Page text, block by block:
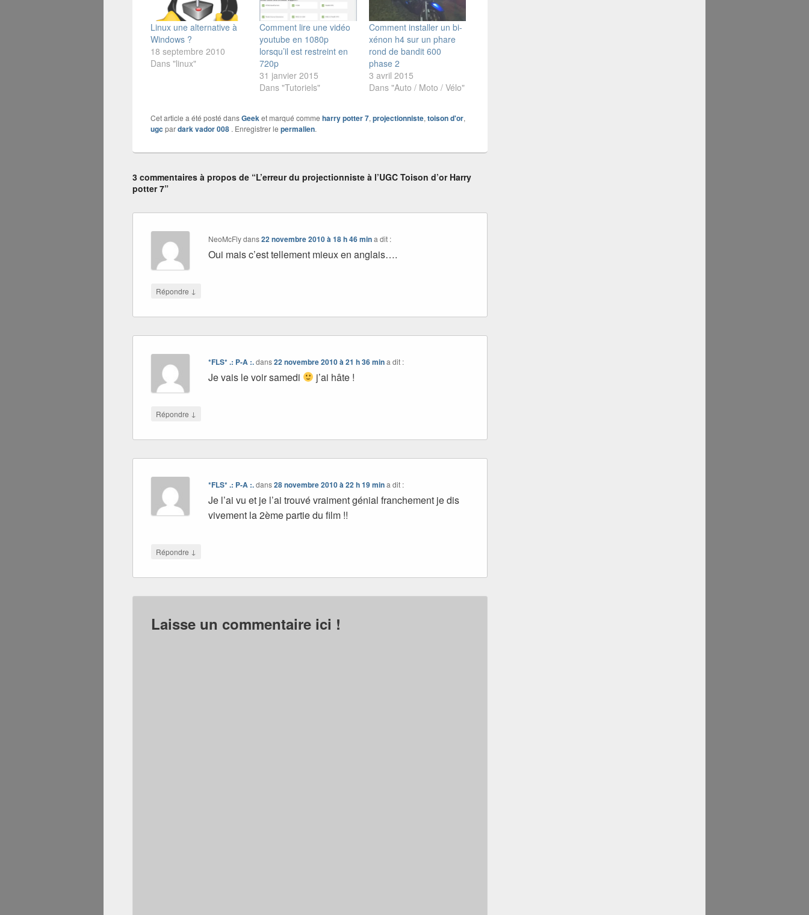
Linux une alternative à
Windows ?
18 septembre 2010
Dans "linux"
Comment lire une vidéo
youtube en 1080p
lorsqu’il est restreint en
720p
31 janvier 2015
Dans "Tutoriels"
Comment installer un bi-
xénon h4 sur un phare
rond de bandit 600
phase 2
3 avril 2015
Dans "Auto / Moto / Vélo"
Cet article a été posté dansGeeket marqué comme harry potter 7, projectionniste, toison d'or,
ugc pardark vador 008. Enregistrer le permalien.
3 commentaires à propos de “L’erreur du projectionniste à l’UGC Toison d’or Harry
potter 7”
NeoMcFlydans22 novembre 2010 à 18 h 46 mina dit :
Oui mais c’est tellement mieux en anglais….
Répondre ↓
*FLS* .: P-A :.dans22 novembre 2010 à 21 h 36 mina dit :
Je vais le voir samedi j’ai hâte !
Répondre ↓
*FLS* .: P-A :.dans28 novembre 2010 à 22 h 19 mina dit :
Je l’ai vu et je l’ai trouvé vraiment génial franchement je dis
vivement la 2ème partie du film !!
Répondre ↓
Laisse un commentaire ici !